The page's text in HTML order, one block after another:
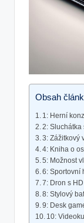
Obsah
1: Herní
2: Sluchátka
3: Zážitkový
4: Kniha o
5: Možnost
6: Sportovní
7: Dron s
8: Stylový
9: Desk
10: